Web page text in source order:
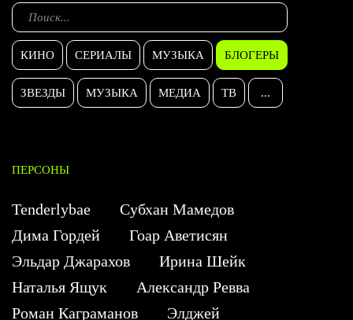
КИНО СЕРИАЛЫ МУЗЫКА БЛОГЕРЫ
ЗВЕЗДЫ МУЗЫКА МЕДИА ТВ ...
ПЕРСОНЫ
Tenderlybae
Субхан Мамедов
Дима Гордей
Гоар Аветисян
Эльдар Джарахов
Ирина Шейк
Наталья Ящук
Александр Ревва
Роман Каграманов
Элджей